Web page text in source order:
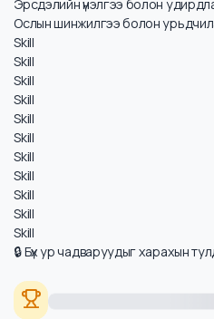
Цалинд нөлөөлөх ур
Аюулгүй байдлын удирдлагын
Байгаль орчны нөлөөллийн
Эрсдэлийн үнэлгээ болон
Ослын шинжилгээ болон
Skill
Skill
Skill
Skill
Skill
Skill
Skill
Skill
Skill
Skill